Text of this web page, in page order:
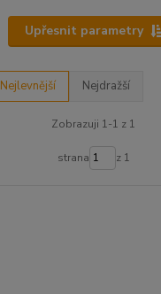
Upřesnit parametry
Nejlevnější Nejdražší
Zobrazuji 1-1 z 1
strana z 1